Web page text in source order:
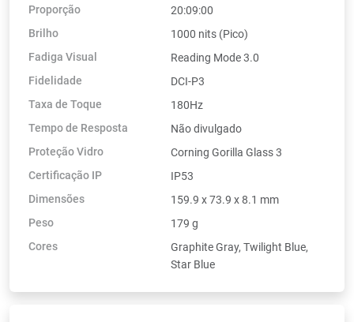
Proporção
20:09:00
Brilho
1000 nits (Pico)
Fadiga Visual
Reading Mode 3.0
Fidelidade
DCI-P3
Taxa de Toque
180Hz
Tempo de Resposta
Não divulgado
Proteção Vidro
Corning Gorilla Glass 3
Certificação IP
IP53
Dimensões
159.9 x 73.9 x 8.1 mm
Peso
179 g
Cores
Graphite Gray, Twilight Blue,
Star Blue